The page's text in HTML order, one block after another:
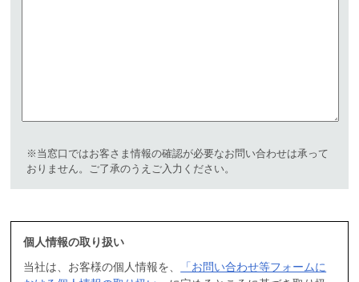
※当窓口ではお客さま情報の確認が必要なお問い合わせは承って
おりません。ご了承のうえご入力ください。
個人情報の取り扱い
当社は、お客様の個人情報を、
「お問い合わせ等フォームに